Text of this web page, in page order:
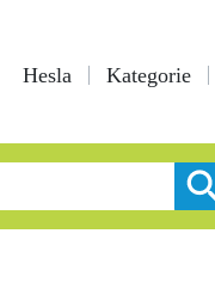
Hesla Kategorie